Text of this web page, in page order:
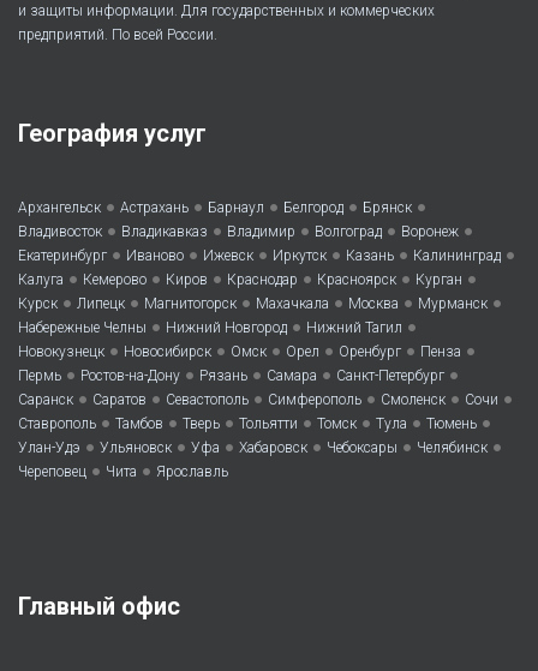
и защиты информации. Для государственных и коммерческих
предприятий. По всей России.
География услуг
Архангельск • Астрахань • Барнаул • Белгород • Брянск •
Владивосток • Владикавказ • Владимир • Волгоград • Воронеж •
Екатеринбург • Иваново • Ижевск • Иркутск • Казань • Калининград •
Калуга • Кемерово • Киров • Краснодар • Красноярск • Курган •
Курск • Липецк • Магнитогорск • Махачкала • Москва • Мурманск •
Набережные Челны • Нижний Новгород • Нижний Тагил •
Новокузнецк • Новосибирск • Омск • Орел • Оренбург • Пенза •
Пермь • Ростов-на-Дону • Рязань • Самара • Санкт-Петербург •
Саранск • Саратов • Севастополь • Симферополь • Смоленск • Сочи •
Ставрополь • Тамбов • Тверь • Тольятти • Томск • Тула • Тюмень •
Улан-Удэ • Ульяновск • Уфа • Хабаровск • Чебоксары • Челябинск •
Череповец • Чита • Ярославль
Главный офис